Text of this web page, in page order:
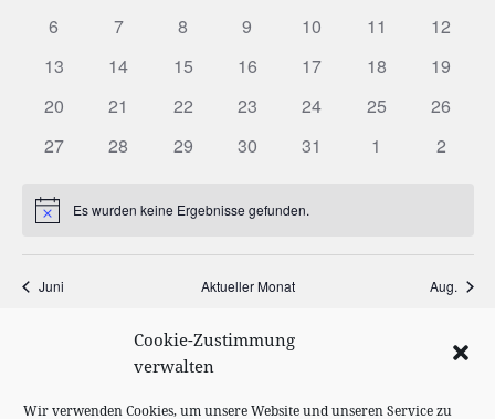
Cookie-Zustimmung
verwalten
Wir verwenden Cookies, um unsere Website und unseren Service zu
6
7 8 9 10 11
12
13
14 15 16 17 18
19
20
21 22 23 24 25
26
27
28 29 30 31 1 2
HinweisEs wurden keine Ergebnisse gefunden.
Juni Aktueller Monat Aug.
KALENDER ABONNIEREN